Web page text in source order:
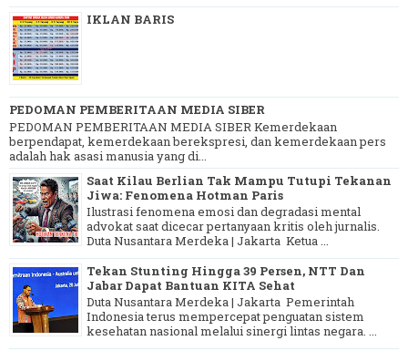
IKLAN BARIS
PEDOMAN PEMBERITAAN MEDIA SIBER
PEDOMAN PEMBERITAAN MEDIA SIBER Kemerdekaan
berpendapat, kemerdekaan berekspresi, dan kemerdekaan pers
adalah hak asasi manusia yang di...
Saat Kilau Berlian Tak Mampu Tutupi Tekanan
Jiwa: Fenomena Hotman Paris
Ilustrasi fenomena emosi dan degradasi mental
advokat saat dicecar pertanyaan kritis oleh jurnalis.
Duta Nusantara Merdeka | Jakarta Ketua ...
Tekan Stunting Hingga 39 Persen, NTT Dan
Jabar Dapat Bantuan KITA Sehat
Duta Nusantara Merdeka | Jakarta Pemerintah
Indonesia terus mempercepat penguatan sistem
kesehatan nasional melalui sinergi lintas negara. ...